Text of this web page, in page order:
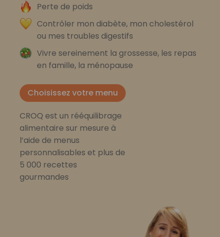
Perte de poids
Contrôler mon diabète, mon cholestérol
ou mes troubles digestifs
Vivre sereinement la grossesse, les repas
en famille, la ménopause
Choisissez votre menu
CROQ est un rééquilibrage
alimentaire sur mesure à
l’aide de menus
personnalisables et plus de
5 000 recettes
gourmandes